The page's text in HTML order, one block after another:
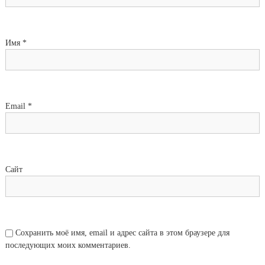
Имя *
Email *
Сайт
Сохранить моё имя, email и адрес сайта в этом браузере для
последующих моих комментариев.